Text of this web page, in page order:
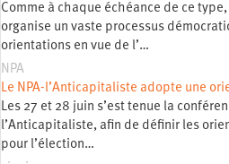
Comme à chaque échéance de ce
organise un vaste processus
orientations en vue de l’…
NPA
Le NPA-l’Anticapitaliste adopte une
Les 27 et 28 juin s’est tenue la
l’Anticapitaliste, afin de définir les
pour l’élection…